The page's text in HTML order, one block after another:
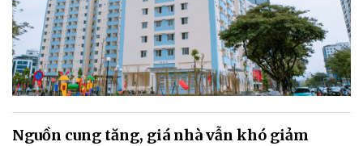
Nguồn cung tăng, giá nhà vẫn khó giảm